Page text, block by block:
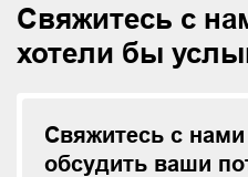
Свяжитесь с
хотели бы
Свяжитесь с
обсудить ваши